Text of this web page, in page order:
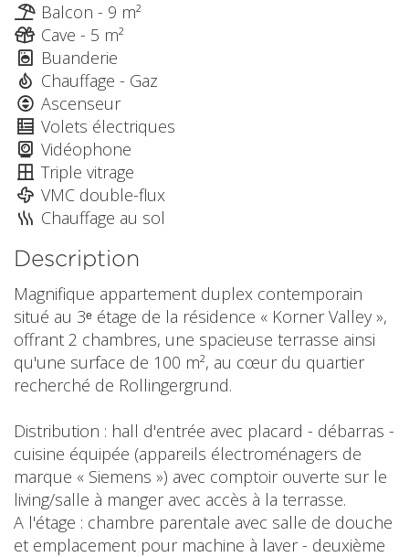
Balcon - 9 m²
Cave - 5 m²
Buanderie
Chauffage - Gaz
Ascenseur
Volets électriques
Vidéophone
Triple vitrage
VMC double-flux
Chauffage au sol
Description
Magnifique appartement duplex contemporain
situé au 3ᵉ étage de la résidence « Korner Valley »,
offrant 2 chambres, une spacieuse terrasse ainsi
qu'une surface de 100 m², au cœur du quartier
recherché de Rollingergrund.
Distribution : hall d'entrée avec placard - débarras -
cuisine équipée (appareils électroménagers de
marque « Siemens ») avec comptoir ouverte sur le
living/salle à manger avec accès à la terrasse.
A l'étage : chambre parentale avec salle de douche
et emplacement pour machine à laver - deuxième